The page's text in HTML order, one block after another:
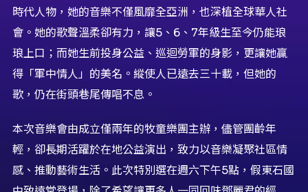
時代人物，她的音樂不僅風靡全亞洲，也深植全球華人社
會。她的歌聲溫柔卻有力，讓5、6、7年級生至今仍能琅
琅上口；而她生前投身公益、巡迴勞軍的身影，更讓她贏
得「軍中情人」的美名。縱使人已遠去三十載，但她的
歌，仍在街頭巷尾傳唱不息。
本次音樂會由成立僅兩年的牧童樂團主辦，儘管團齡年
輕，卻長期活躍於在地公益演出，致力以音樂凝聚社區情
感、推動藝術生活。此次特別選在週六下午5點，假東石國